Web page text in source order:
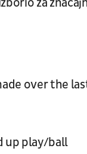
za
over the
up play/ball